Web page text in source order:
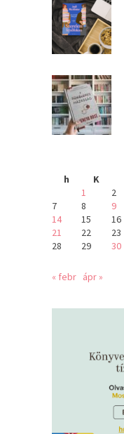
h
K
1
2
7
8 9
14
15 16
21
22 23
28
29 30
« febr ápr »